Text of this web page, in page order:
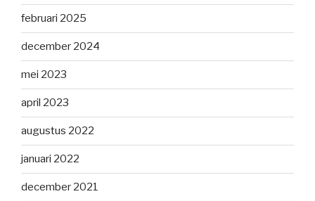
februari 2025
december 2024
mei 2023
april 2023
augustus 2022
januari 2022
december 2021